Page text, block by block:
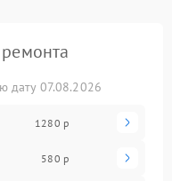
дату 07.08.2026
1280 р
580 р